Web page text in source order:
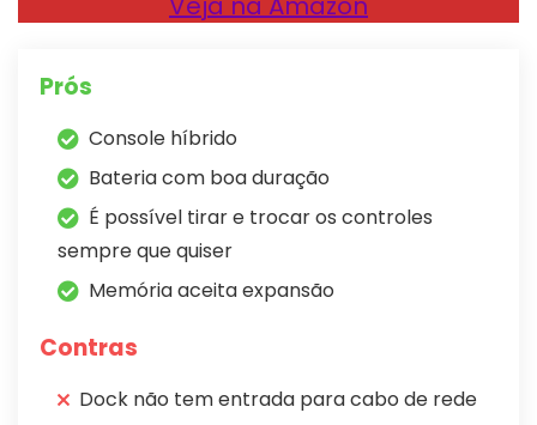
Prós
Console híbrido
Bateria com boa duração
É possível tirar e trocar os controles
sempre que quiser
Memória aceita expansão
Contras
Dock não tem entrada para cabo de rede